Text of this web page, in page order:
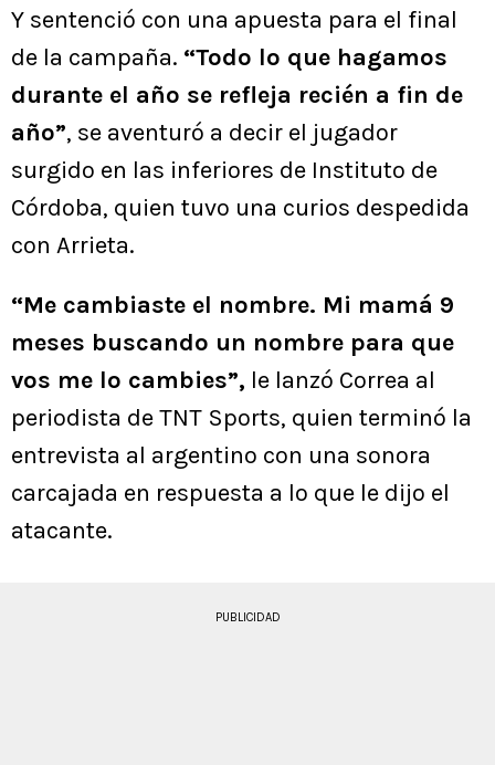
Y sentenció con una apuesta para el final
de la campaña. “Todo lo que hagamos
durante el año se refleja recién a fin de
año”, se aventuró a decir el jugador
surgido en las inferiores de Instituto de
Córdoba, quien tuvo una curios despedida
con Arrieta.
“Me cambiaste el nombre. Mi mamá 9
meses buscando un nombre para que
vos me lo cambies”, le lanzó Correa al
periodista de TNT Sports, quien terminó la
entrevista al argentino con una sonora
carcajada en respuesta a lo que le dijo el
atacante.
PUBLICIDAD